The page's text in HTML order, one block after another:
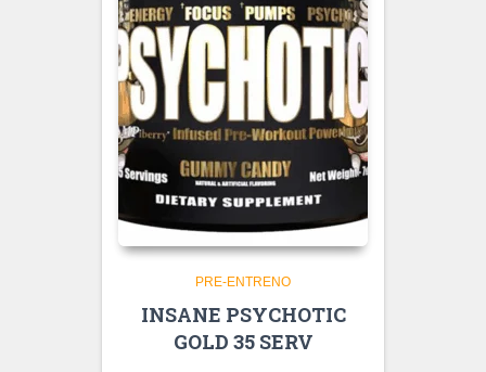
PRE-ENTRENO
INSANE PSYCHOTIC
GOLD 35 SERV